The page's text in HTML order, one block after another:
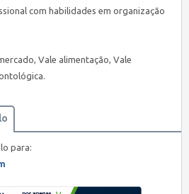
com habilidades em organização
Vale alimentação, Vale
para: